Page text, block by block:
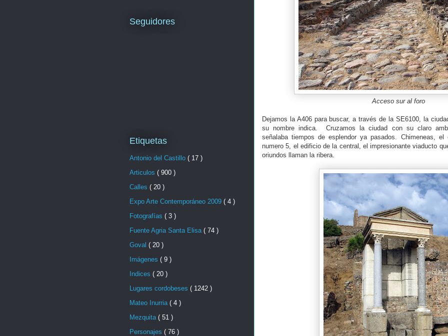
Acceso sur al foro
Dejamos la A406 para buscar, a través de la SE6100, la
su nombre indica. Cruzamos la ciudad con su claro
señalaba tiempos de esplendor ya pasados. Chimeneas,
numero 5, el edificio de la central, el impresionante viaducto
oriundos llaman la ribera.
Seguidores
Etiquetas
Antonio del Castillo ( 17 )
Articulos ( 900 )
Calles ( 20 )
Expo Arte Contemporáneo 2009 ( 4 )
Fotografías ( 3 )
Fuente Agria Santa Elisa ( 74 )
Goval ( 20 )
Imágenes ( 9 )
Indices ( 20 )
Lugares cordobeses ( 1242 )
Mateo Inurria ( 4 )
Mezquita ( 51 )
Personajes ( 76 )